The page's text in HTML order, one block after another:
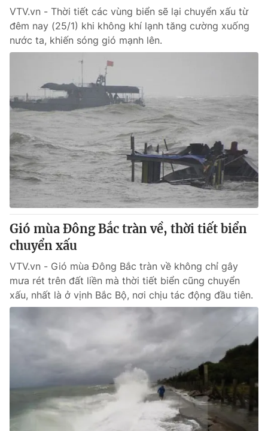
Photo Infographic
VTV Money VTV Thể thao
VTV Sức khoẻ Bất động sản
Thị trường 24h Tấm lòng Việt
VTV4 Vươn mình bằng AI
VTV9
Liên hệ tòa soạn English
Theo dõi báo trên
Đài Truyền hình Việt Nam
VTV.vn - Thời tiết các vùng biển sẽ lại chuyển xấu từ
đêm nay (25/1) khi không khí lạnh tăng cường xuống
nước ta, khiến sóng gió mạnh lên.
Gió mùa Đông Bắc tràn về, thời tiết biển
chuyển xấu
VTV.vn - Gió mùa Đông Bắc tràn về không chỉ gây
mưa rét trên đất liền mà thời tiết biển cũng chuyển
xấu, nhất là ở vịnh Bắc Bộ, nơi chịu tác động đầu tiên.